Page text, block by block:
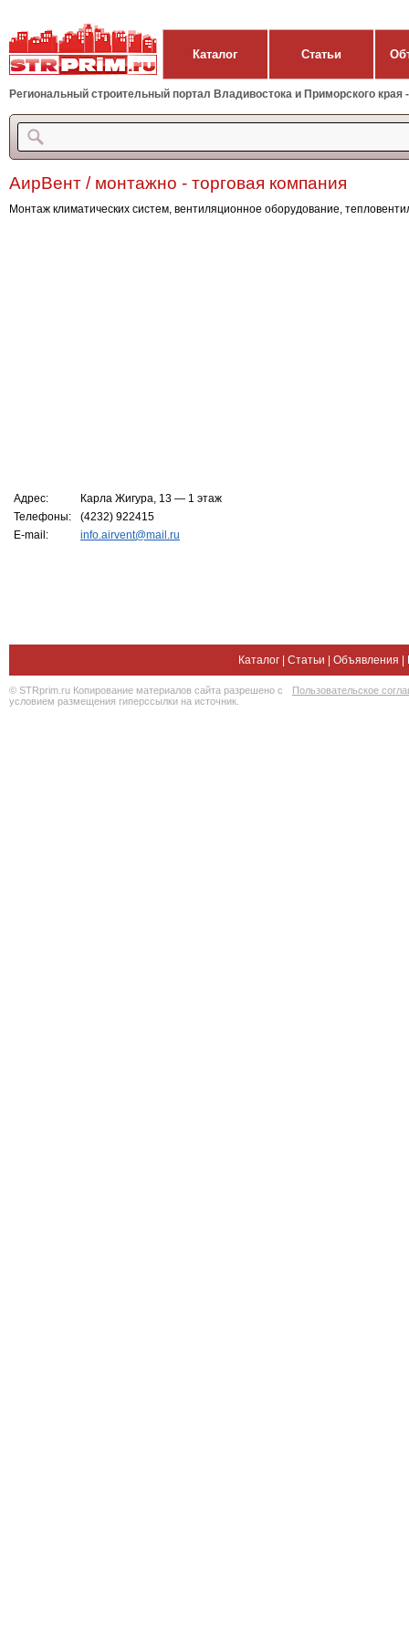
Каталог Статьи
Региональный строительный портал Владивостока и Приморского края
АирВент / монтажно - торговая компания
Монтаж климатических систем, вентиляционное оборудование,
Адрес:
Карла Жигура, 13 — 1 этаж
Телефоны:
(4232) 922415
E-mail:
info.airvent@mail.ru
Каталог Статьи Объявления
© STRprim.ru Копирование материалов сайта разрешено с
условием размещения гиперссылки на источник.
Пользовательское